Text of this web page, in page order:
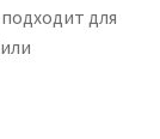
для